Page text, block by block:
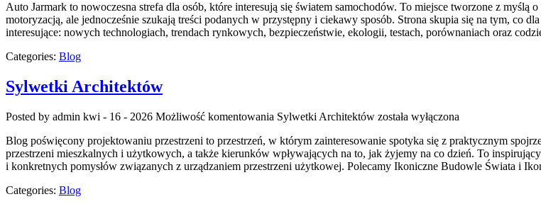
Auto Jarmark to nowoczesna strefa dla osób, które interesują się światem samochodów. To miejsce tworzone z
motoryzacją, ale jednocześnie szukają treści podanych w przystępny i ciekawy sposób. Strona skupia się na tym, co
interesujące: nowych technologiach, trendach rynkowych, bezpieczeństwie, ekologii, testach, porównaniach oraz
Categories: Blog
Sylwetki Architektów
Posted by admin kwi - 16 - 2026 Możliwość komentowania Sylwetki Architektów została wyłączona
Blog poświęcony projektowaniu przestrzeni to przestrzeń, w którym zainteresowanie spotyka się z praktycznym
przestrzeni mieszkalnych i użytkowych, a także kierunków wpływających na to, jak żyjemy na co dzień. To
i konkretnych pomysłów związanych z urządzaniem przestrzeni użytkowej. Polecamy Ikoniczne Budowle Świata i
Categories: Blog